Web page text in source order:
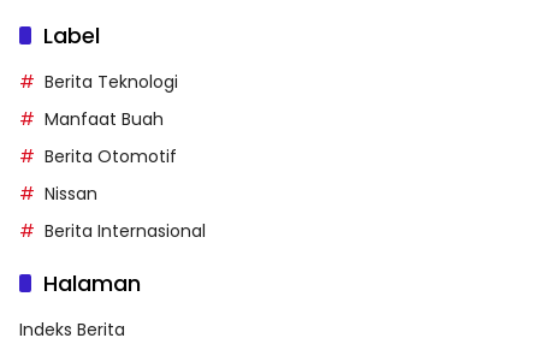
Label
Berita Teknologi
Manfaat Buah
Berita Otomotif
Nissan
Berita Internasional
Halaman
Indeks Berita